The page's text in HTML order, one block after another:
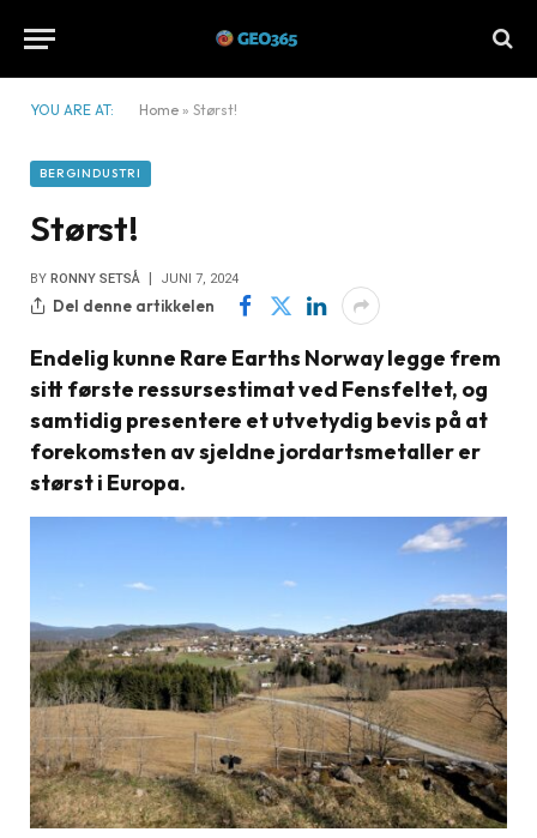
YOU ARE AT: Home » Størst!
BERGINDUSTRI
Størst!
BY RONNY SETSÅ JUNI 7, 2024
Del denne artikkelen
Endelig kunne Rare Earths Norway legge frem
sitt første ressursestimat ved Fensfeltet, og
samtidig presentere et utvetydig bevis på at
forekomsten av sjeldne jordartsmetaller er
størst i Europa.